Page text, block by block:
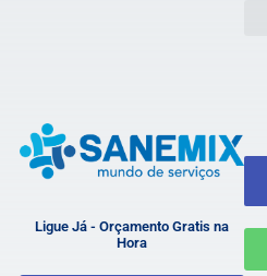
Ligue Já - Orçamento Gratis na
Hora